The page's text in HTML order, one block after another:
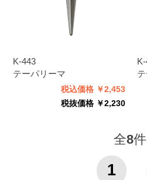
K-443
テーパリーマ
税込価格 ￥2,453
税抜価格 ￥2,230
全8件
1